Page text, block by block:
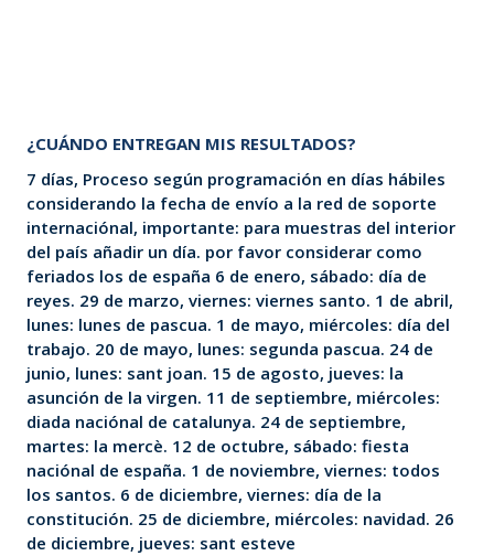
¿CUÁNDO ENTREGAN MIS RESULTADOS?
7 días, Proceso según programación en días hábiles
considerando la fecha de envío a la red de soporte
internaciónal, importante: para muestras del interior
del país añadir un día. por favor considerar como
feriados los de españa 6 de enero, sábado: día de
reyes. 29 de marzo, viernes: viernes santo. 1 de abril,
lunes: lunes de pascua. 1 de mayo, miércoles: día del
trabajo. 20 de mayo, lunes: segunda pascua. 24 de
junio, lunes: sant joan. 15 de agosto, jueves: la
asunción de la virgen. 11 de septiembre, miércoles:
diada naciónal de catalunya. 24 de septiembre,
martes: la mercè. 12 de octubre, sábado: fiesta
naciónal de españa. 1 de noviembre, viernes: todos
los santos. 6 de diciembre, viernes: día de la
constitución. 25 de diciembre, miércoles: navidad. 26
de diciembre, jueves: sant esteve